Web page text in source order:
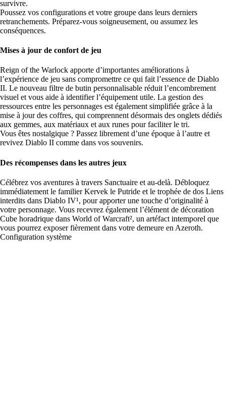
survivre.
Poussez vos configurations et votre groupe dans leurs derniers
retranchements. Préparez-vous soigneusement, ou assumez les
conséquences.
Mises à jour de confort de jeu
Reign of the Warlock apporte d’importantes améliorations à
l’expérience de jeu sans compromettre ce qui fait l’essence de Diablo
II. Le nouveau filtre de butin personnalisable réduit l’encombrement
visuel et vous aide à identifier l’équipement utile. La gestion des
ressources entre les personnages est également simplifiée grâce à la
mise à jour des coffres, qui comprennent désormais des onglets dédiés
aux gemmes, aux matériaux et aux runes pour faciliter le tri.
Vous êtes nostalgique ? Passez librement d’une époque à l’autre et
revivez Diablo II comme dans vos souvenirs.
Des récompenses dans les autres jeux
Célébrez vos aventures à travers Sanctuaire et au-delà. Débloquez
immédiatement le familier Kervek le Putride et le trophée de dos Liens
interdits dans Diablo IV¹, pour apporter une touche d’originalité à
votre personnage. Vous recevrez également l’élément de décoration
Cube horadrique dans World of Warcraft², un artéfact intemporel que
vous pourrez exposer fièrement dans votre demeure en Azeroth.
Configuration système